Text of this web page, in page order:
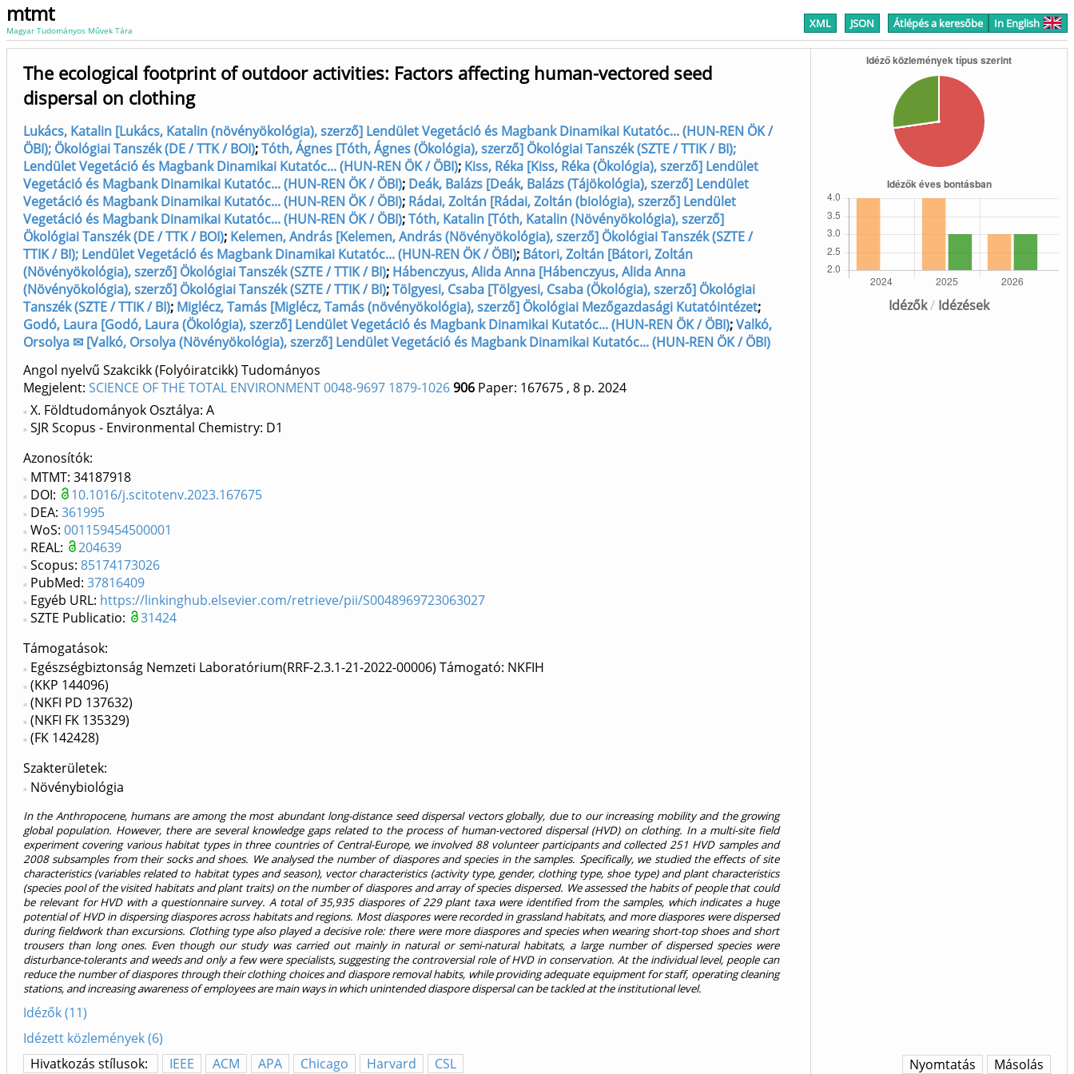
mtmt
Magyar Tudományos Művek Tára XML JSON Átlépés a keresőbe In English
Idézők/ Idézések
The ecological footprint of outdoor activities: Factors affecting human-vectored seed
dispersal on clothing
Lukács, Katalin [Lukács, Katalin (növényökológia), szerző] Lendület Vegetáció és Magbank Dinamikai Kutatóc... (HUN-REN ÖK /
ÖBI); Ökológiai Tanszék (DE / TTK / BOI);Tóth, Ágnes [Tóth, Ágnes (Ökológia), szerző] Ökológiai Tanszék (SZTE / TTIK / BI);
Lendület Vegetáció és Magbank Dinamikai Kutatóc... (HUN-REN ÖK / ÖBI); Kiss, Réka [Kiss, Réka (Ökológia), szerző] Lendület
Vegetáció és Magbank Dinamikai Kutatóc... (HUN-REN ÖK / ÖBI); Deák, Balázs [Deák, Balázs (Tájökológia), szerző] Lendület
Vegetáció és Magbank Dinamikai Kutatóc... (HUN-REN ÖK / ÖBI); Rádai, Zoltán [Rádai, Zoltán (biológia), szerző] Lendület
Vegetáció és Magbank Dinamikai Kutatóc... (HUN-REN ÖK / ÖBI);Tóth, Katalin [Tóth, Katalin (Növényökológia), szerző]
Ökológiai Tanszék (DE / TTK / BOI); Kelemen, András [Kelemen, András (Növényökológia), szerző] Ökológiai Tanszék (SZTE /
TTIK / BI); Lendület Vegetáció és Magbank Dinamikai Kutatóc... (HUN-REN ÖK / ÖBI); Bátori, Zoltán [Bátori, Zoltán
(Növényökológia), szerző] Ökológiai Tanszék (SZTE / TTIK / BI); Hábenczyus, Alida Anna [Hábenczyus, Alida Anna
(Növényökológia), szerző] Ökológiai Tanszék (SZTE / TTIK / BI);Tölgyesi, Csaba [Tölgyesi, Csaba (Ökológia), szerző] Ökológiai
Tanszék (SZTE / TTIK / BI); Miglécz, Tamás [Miglécz, Tamás (növényökológia), szerző] Ökológiai Mezőgazdasági Kutatóintézet;
Godó, Laura [Godó, Laura (Ökológia), szerző] Lendület Vegetáció és Magbank Dinamikai Kutatóc... (HUN-REN ÖK / ÖBI);Valkó,
Orsolya ✉ [Valkó, Orsolya (Növényökológia), szerző] Lendület Vegetáció és Magbank Dinamikai Kutatóc... (HUN-REN ÖK / ÖBI)
Angol nyelvű Szakcikk (Folyóiratcikk) Tudományos
Megjelent: SCIENCE OF THE TOTAL ENVIRONMENT 0048-9697 1879-1026906 Paper: 167675 , 8 p. 2024
X. Földtudományok Osztálya: A
SJR Scopus - Environmental Chemistry: D1
Azonosítók
MTMT: 34187918
DOI:
10.1016/j.scitotenv.2023.167675
DEA: 361995
WoS: 001159454500001
REAL:
204639
Scopus: 85174173026
PubMed: 37816409
Egyéb URL: https://linkinghub.elsevier.com/retrieve/pii/S0048969723063027
SZTE Publicatio:
31424
Támogatások:
Egészségbiztonság Nemzeti Laboratórium(RRF-2.3.1-21-2022-00006) Támogató: NKFIH
(KKP 144096)
(NKFI PD 137632)
(NKFI FK 135329)
(FK 142428)
Szakterületek:
Növénybiológia
In the Anthropocene, humans are among the most abundant long-distance seed dispersal vectors globally, due to our increasing mobility and the growing
global population. However, there are several knowledge gaps related to the process of human-vectored dispersal (HVD) on clothing. In a multi-site field
experiment covering various habitat types in three countries of Central-Europe, we involved 88 volunteer participants and collected 251 HVD samples and
2008 subsamples from their socks and shoes. We analysed the number of diaspores and species in the samples. Specifically, we studied the effects of site
characteristics (variables related to habitat types and season), vector characteristics (activity type, gender, clothing type, shoe type) and plant characteristics
(species pool of the visited habitats and plant traits) on the number of diaspores and array of species dispersed. We assessed the habits of people that could
be relevant for HVD with a questionnaire survey. A total of 35,935 diaspores of 229 plant taxa were identified from the samples, which indicates a huge
potential of HVD in dispersing diaspores across habitats and regions. Most diaspores were recorded in grassland habitats, and more diaspores were dispersed
during fieldwork than excursions. Clothing type also played a decisive role: there were more diaspores and species when wearing short-top shoes and short
trousers than long ones. Even though our study was carried out mainly in natural or semi-natural habitats, a large number of dispersed species were
disturbance-tolerants and weeds and only a few were specialists, suggesting the controversial role of HVD in conservation. At the individual level, people can
reduce the number of diaspores through their clothing choices and diaspore removal habits, while providing adequate equipment for staff, operating cleaning
stations, and increasing awareness of employees are main ways in which unintended diaspore dispersal can be tackled at the institutional level.
Idézők (11)
Idézett közlemények (6)
Hivatkozás stílusok:
IEEE ACM APA Chicago Harvard CSL Másolás
Nyomtatás